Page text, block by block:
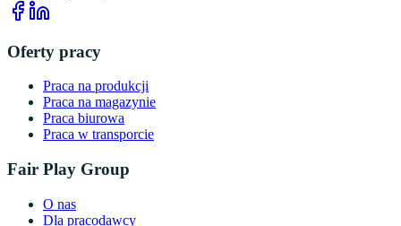
Oferty pracy
Praca na produkcji
Praca na magazynie
Praca biurowa
Praca w transporcie
Fair Play Group
O nas
Dla pracodawcy